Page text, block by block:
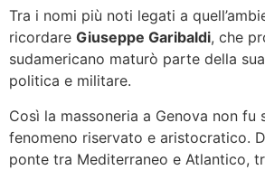
Tra i nomi più noti legati a
ricordare Giuseppe Garibaldi, che
sudamericano maturò parte della
politica e militare.
Così la massoneria a Genova non fu
fenomeno riservato e aristocratico.
ponte tra Mediterraneo e Atlantico,